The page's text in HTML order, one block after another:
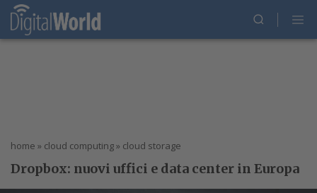
home » cloud computing» cloud storage
Dropbox: nuovi uffici e data center in Europa